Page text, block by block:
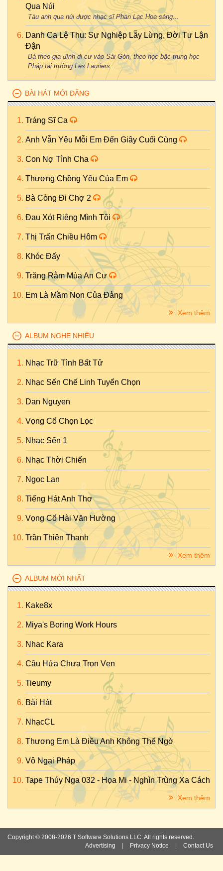
Qua Núi
Tàu anh qua núi được nhạc sĩ Phan Lạc Hoa sáng...
Danh Ca Lệ Thu: Sự Nghiệp Lẫy Lừng, Đời Tư Lận
Đận
Bà theo gia đình di cư vào Sài Gòn, theo học bậc trung học
Pháp tại trường Les Lauriers...
BÀI HÁT MỚI ĐĂNG
Tráng Sĩ Ca
Anh Vẫn Yêu Mỗi Em Đến Giây Cuối Cùng
Con Nợ Tình Cha
Thương Chồng Yêu Của Em
Bà Còng Đi Chợ 2
Đau Xót Riêng Mình Tôi
Thị Trấn Chiều Hôm
Khóc Đấy
Trăng Rằm Mùa An Cư
Em Là Mầm Non Của Đảng
Xem thêm
ALBUM NGHE NHIỀU
Nhạc Trữ Tình Bất Tử
Nhạc Sến Chế Linh Tuyển Chọn
Dan Nguyen
Vọng Cổ Chọn Lọc
Nhạc Sến 1
Nhạc Thời Chiến
Ngọc Lan
Tiếng Hát Anh Thơ
Vọng Cổ Hài Văn Hường
Trần Thiện Thanh
Xem thêm
ALBUM MỚI NHẤT
Kake8x
Miya's Boring Work Hours
Nhac Kara
Câu Hứa Chưa Trọn Vẹn
Tieumy
Bài Hát
NhạcCL
Thương Em Là Điều Anh Không Thể Ngờ
Vô Ngại Pháp
Tape Thúy Nga 032 - Họa Mi - Nghìn Trùng Xa Cách
Xem thêm
Copyright © 2008-2026 T Software Solutions LLC. All rights reserved.
Advertising
Privacy Notice Contact Us